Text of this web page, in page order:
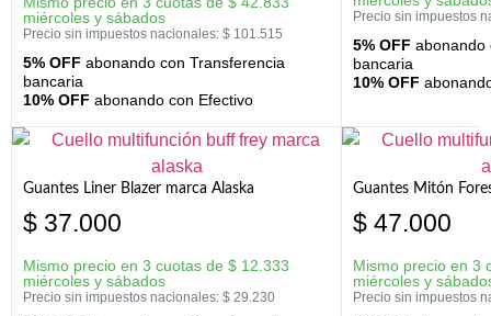
miércoles y sábados
Precio sin impuestos nacionales: $ 101.515
5% OFF abonando con Transferencia
bancaria
10% OFF abonando con Efectivo
Precio sin impuestos
5% OFF abonando
bancaria
10% OFF
Guantes Liner Blazer marca Alaska
$ 37.000
Mismo precio en 3 cuotas de $ 12.333
miércoles y sábados
Precio sin impuestos nacionales: $ 29.230
Guantes Mitón
$ 47.000
Mismo precio en 3
miércoles y
Precio sin impuestos